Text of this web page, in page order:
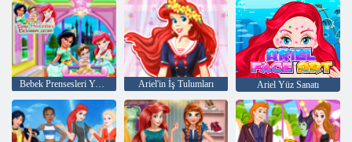
Bebek Prensesleri Yatak Odası Dekorasyon Ariel'in İş Tulumları Ariel Yüz Sanatı